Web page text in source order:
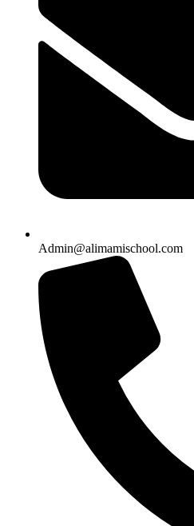
Admin@alimamischool.com